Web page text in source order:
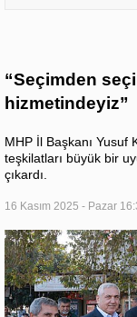
“Seçimden
hizmetindeyiz”
MHP İl Başkanı Yusuf
teşkilatları büyük bir
çıkardı.
16 Kasım 2025 - Pazar